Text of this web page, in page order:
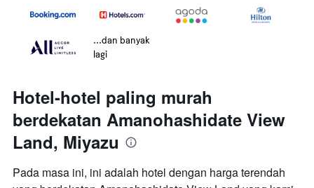
...dan banyak
lagi
Hotel-hotel paling murah
berdekatan Amanohashidate View
Land, Miyazu
Pada masa ini, ini adalah hotel dengan harga terendah